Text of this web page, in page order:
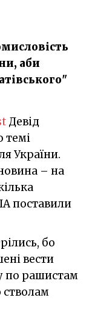
аби
Девід
темі
України.
– на
поставили
бо
вести
по рашистам
стволам